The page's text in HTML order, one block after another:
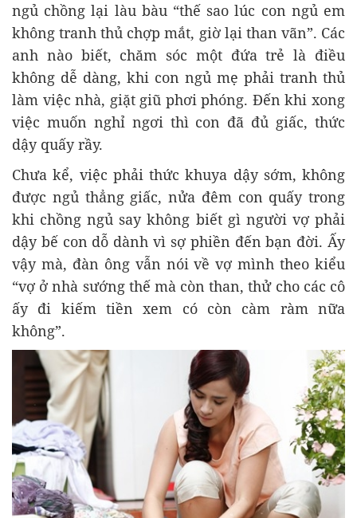
ngủ chồng lại làu bàu “thế sao lúc con ngủ em
không tranh thủ chợp mắt, giờ lại than vãn”. Các
anh nào biết, chăm sóc một đứa trẻ là điều
không dễ dàng, khi con ngủ mẹ phải tranh thủ
làm việc nhà, giặt giũ phơi phóng. Đến khi xong
việc muốn nghỉ ngơi thì con đã đủ giấc, thức
dậy quấy rầy.
Chưa kể, việc phải thức khuya dậy sớm, không
được ngủ thẳng giấc, nửa đêm con quấy trong
khi chồng ngủ say không biết gì người vợ phải
dậy bế con dỗ dành vì sợ phiền đến bạn đời. Ấy
vậy mà, đàn ông vẫn nói về vợ mình theo kiểu
“vợ ở nhà sướng thế mà còn than, thử cho các cô
ấy đi kiếm tiền xem có còn càm ràm nữa
không”.